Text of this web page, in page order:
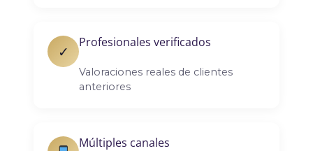
✓
Profesionales verificados
Valoraciones reales de clientes
anteriores
Múltiples canales